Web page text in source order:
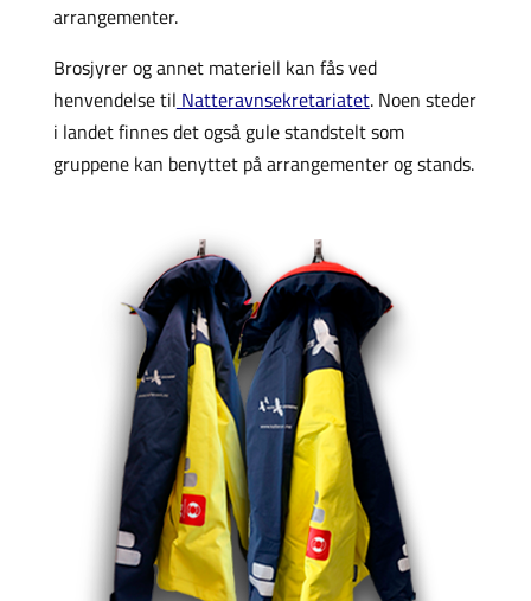
arrangementer.
Brosjyrer og annet materiell kan fås ved
henvendelse til Natteravnsekretariatet. Noen steder
i landet finnes det også gule standstelt som
gruppene kan benyttet på arrangementer og stands.